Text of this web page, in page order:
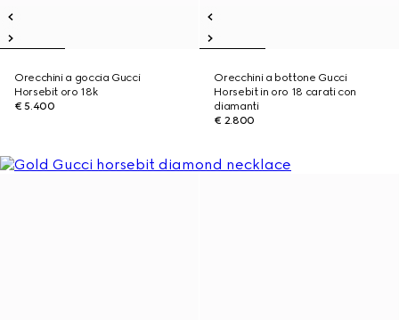
Orecchini a goccia Gucci
Horsebit oro 18k
€ 5.400
Orecchini a bottone Gucci
Horsebit in oro 18 carati con
diamanti
€ 2.800